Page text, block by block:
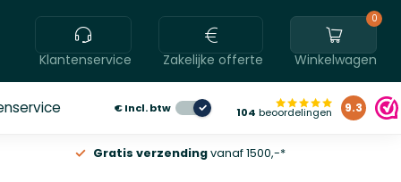
Klantenservice Zakelijke offerte
0
Winkelwagen
€Incl. btw 104 beoordelingen 9.3
Gratis verzendingvanaf 1500,-*